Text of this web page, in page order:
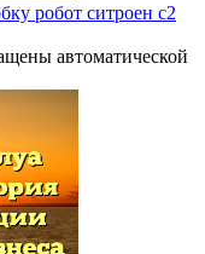
робот ситроен с2
автоматической